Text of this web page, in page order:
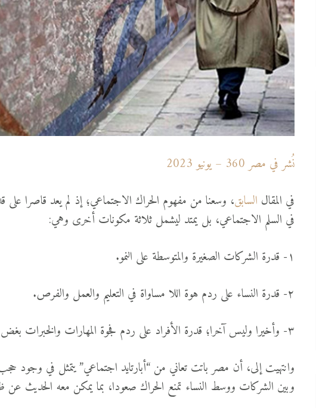
نُشر في مصر 360 – يونيو 2023
في المقال السابق، وسعنا من مفهوم الحراك الاجتماعي؛ إذ لم يعد قاصرا على
في السلم الاجتماعي، بل يمتد ليشمل ثلاثة مكونات أخرى وهي:
١- قدرة الشركات الصغيرة والمتوسطة على النمو.
٢- قدرة النساء على ردم هوة اللا مساواة في التعليم والعمل والفرص.
٣- وأخيرا وليس آخرا؛ قدرة الأفراد على ردم فجوة المهارات والخبرات بغض النظر عن موقعهم في السلم الاجتماعي.
وانتهيت إلى، أن مصر باتت تعاني من “أبارتايد اجتماعي” يتمثل في وجود
وبين الشركات ووسط النساء تمنع الحراك صعودا، بما يمكن معه الحديث عن